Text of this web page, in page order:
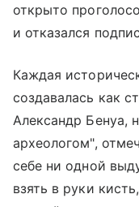
открыто
и отказался
Каждая
создавалась как
Александр Бенуа,
археологом",
себе ни одной
взять в руки